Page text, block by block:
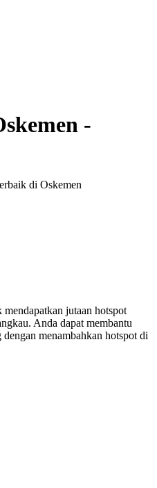
-
di Oskemen
jutaan hotspot
Anda dapat membantu
menambahkan hotspot di